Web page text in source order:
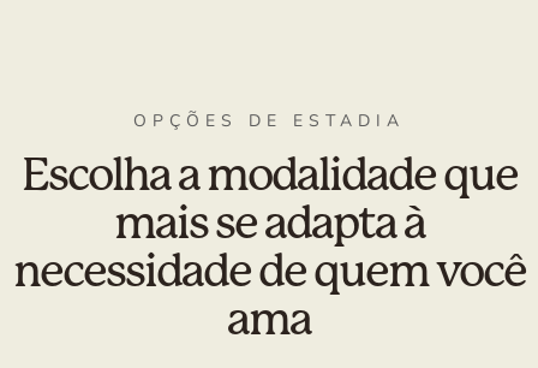
OPÇÕES DE ESTADIA
Escolha a modalidade que
mais se adapta à
necessidade de quem você
ama